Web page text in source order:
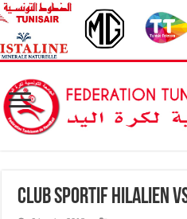
Club Sportif Hilalien